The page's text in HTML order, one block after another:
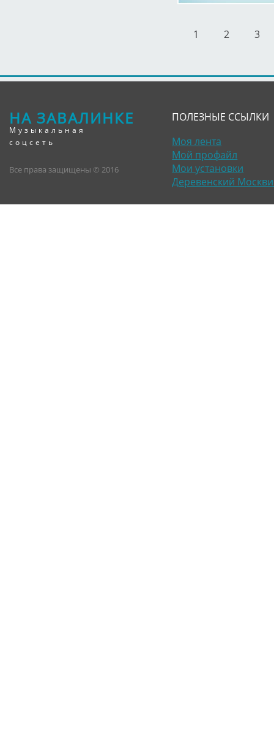
1 2 3
НА ЗАВАЛИНКЕ
Музыкальная
соцсеть
Все права защищены © 2016
ПОЛЕЗНЫЕ ССЫЛКИ
Моя лента
Мой профайл
Мои установки
Деревенский